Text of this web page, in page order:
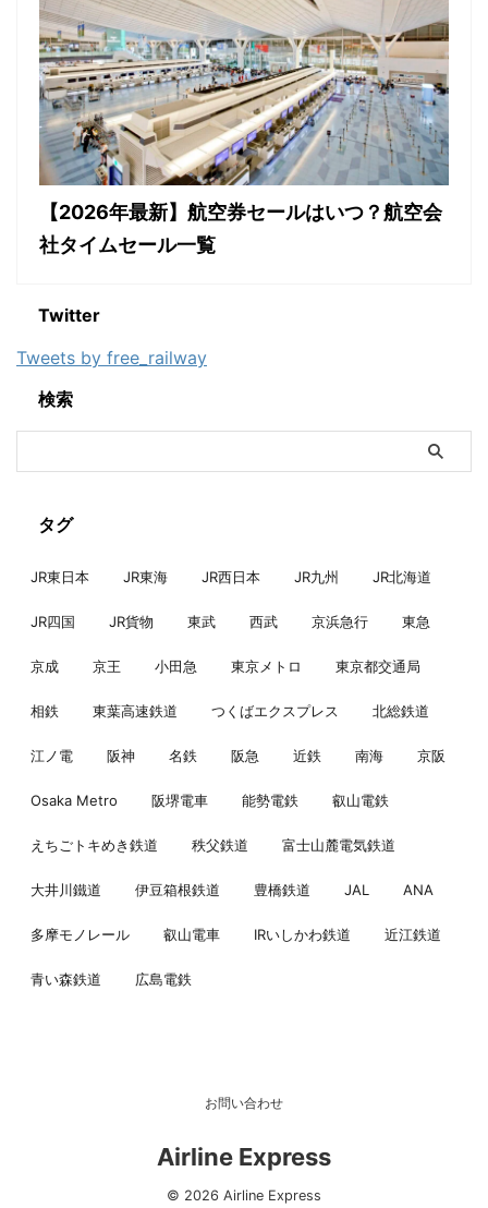
【2026年最新】航空券セールはいつ？航空会
社タイムセール一覧
Twitter
Tweets by free_railway
検索
タグ
JR東日本 JR東海 JR西日本 JR九州 JR北海道
JR四国 JR貨物 東武 西武 京浜急行 東急
京成 京王 小田急 東京メトロ 東京都交通局
相鉄 東葉高速鉄道 つくばエクスプレス 北総鉄道
江ノ電 阪神 名鉄 阪急 近鉄 南海 京阪
Osaka Metro 阪堺電車 能勢電鉄 叡山電鉄
えちごトキめき鉄道 秩父鉄道 富士山麓電気鉄道
大井川鐵道 伊豆箱根鉄道 豊橋鉄道 JAL ANA
多摩モノレール 叡山電車 IRいしかわ鉄道 近江鉄道
青い森鉄道 広島電鉄
お問い合わせ
Airline Express
© 2026 Airline Express